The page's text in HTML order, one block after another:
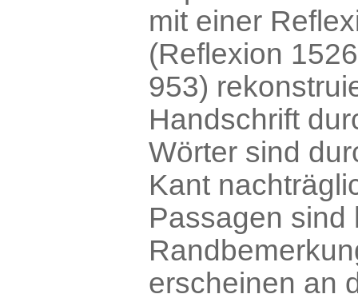
mit einer
(Reflexion
953)
Handschrift
Wörter sind
Kant
Passagen sind
erscheinen an